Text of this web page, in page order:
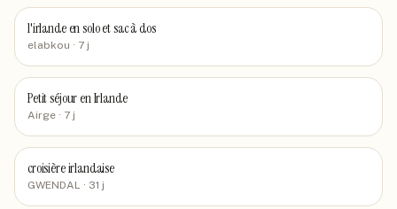
l'irlande en solo et sac à dos
elabkou · 7 j
Petit séjour en Irlande
Airge · 7 j
croisière irlandaise
GWENDAL · 31 j